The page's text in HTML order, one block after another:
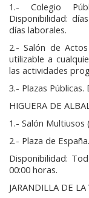
1.- Colegio
Disponibilidad:
días laborales.
2.- Salón de
utilizable a
las actividades
3.- Plazas
HIGUERA DE
1.- Salón Multiusos
2.- Plaza de España.
Disponibilidad:
00:00 horas.
JARANDILLA DE LA